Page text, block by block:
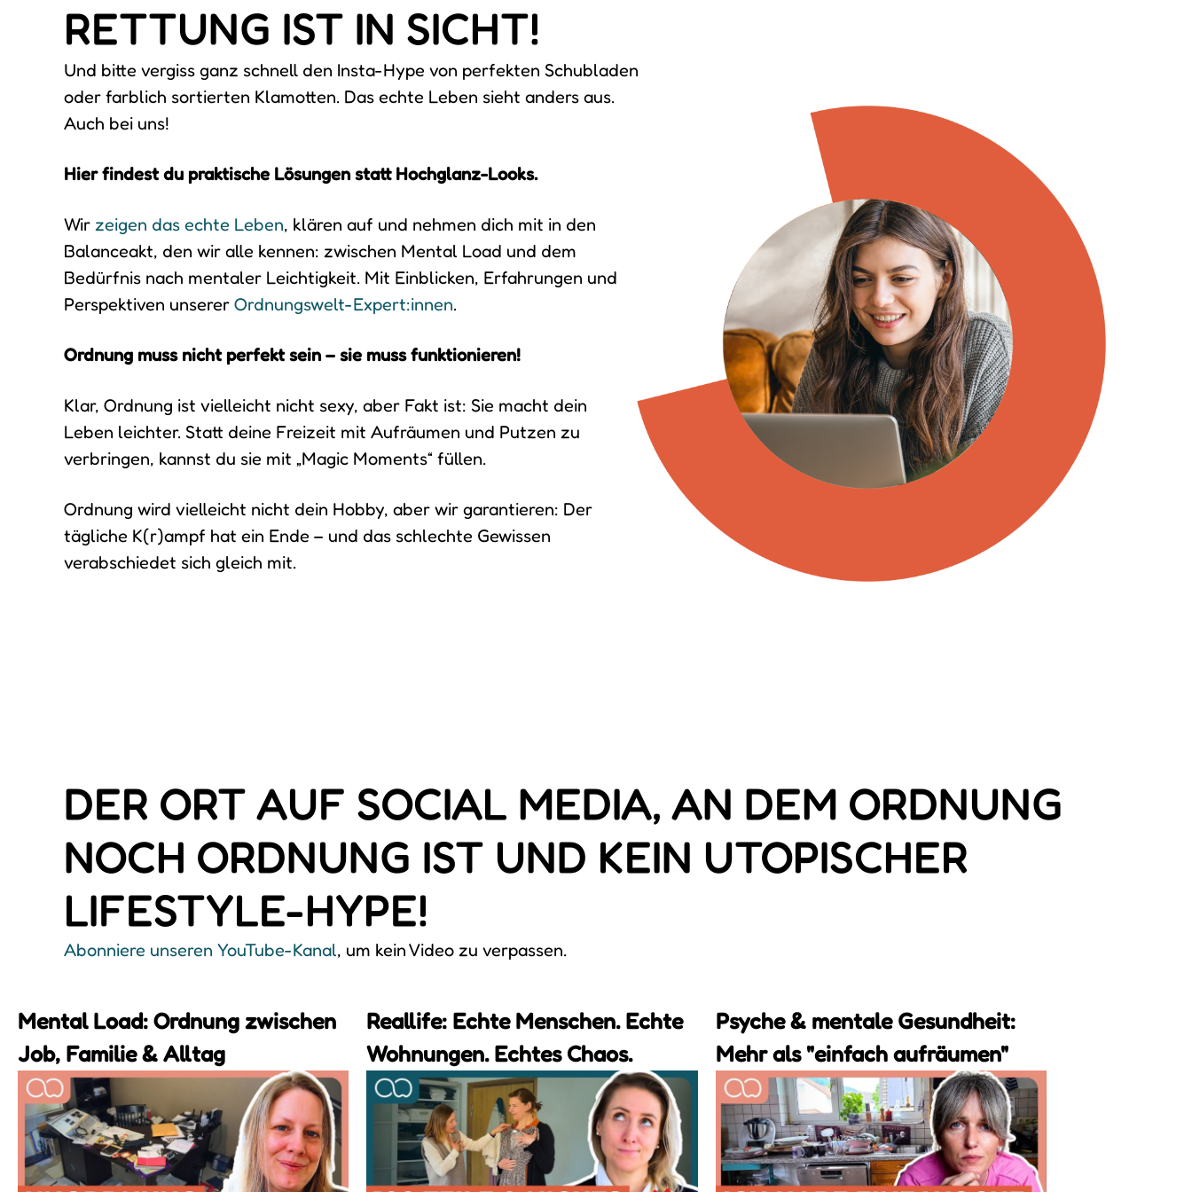
RETTUNG IST IN SICHT!
Und bitte vergiss ganz schnell den Insta-Hype von perfekten Schubladen
oder farblich sortierten Klamotten. Das echte Leben sieht anders aus.
Auch bei uns!
Hier findest du praktische Lösungen statt Hochglanz-Looks.
Wir zeigen das echte Leben, klären auf und nehmen dich mit in den
Balanceakt, den wir alle kennen: zwischen Mental Load und dem
Bedürfnis nach mentaler Leichtigkeit. Mit Einblicken, Erfahrungen und
Perspektiven unserer Ordnungswelt-Expert:innen.
Ordnung muss nicht perfekt sein – sie muss funktionieren!
Klar, Ordnung ist vielleicht nicht sexy, aber Fakt ist: Sie macht dein
Leben leichter. Statt deine Freizeit mit Aufräumen und Putzen zu
verbringen, kannst du sie mit „Magic Moments“ füllen.
Ordnung wird vielleicht nicht dein Hobby, aber wir garantieren: Der
tägliche K(r)ampf hat ein Ende – und das schlechte Gewissen
verabschiedet sich gleich mit.
DER ORT AUF SOCIAL MEDIA, AN DEM ORDNUNG
NOCH ORDNUNG IST UND KEIN UTOPISCHER
LIFESTYLE-HYPE!
Abonniere unseren YouTube-Kanal, um kein Video zu verpassen.
Mental Load: Ordnung zwischen
Job, Familie & Alltag
Reallife: Echte Menschen. Echte
Wohnungen. Echtes Chaos.
Psyche & mentale Gesundheit:
Mehr als "einfach aufräumen"